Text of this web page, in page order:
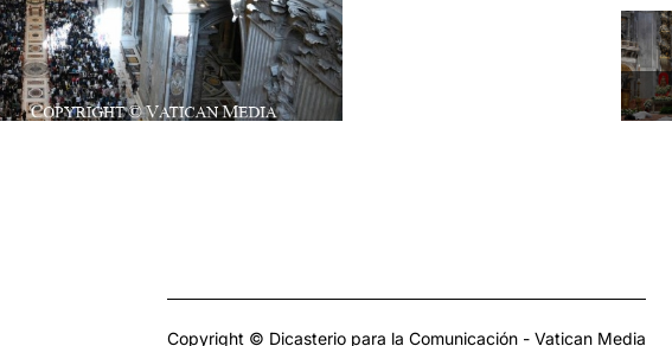
Copyright © Dicasterio para la Comunicación - Vatican Media